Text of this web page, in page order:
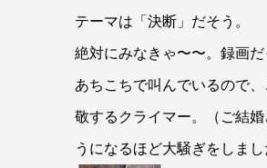
テーマは「決断」だそう。
絶対にみなきゃ〜〜。録画だ
あちこちで叫んでいるので
敬するクライマー。（ご結
うになるほど大騒ぎをしま